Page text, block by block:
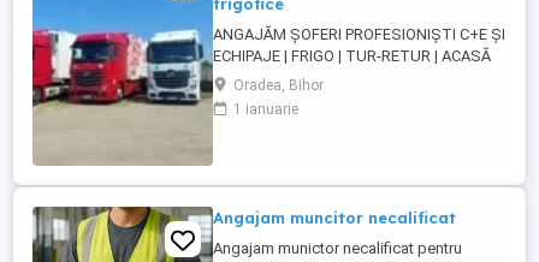
ANGAJĂM ȘOFERI PROFESIONIȘTI C+E ȘI
ECHIPAJE | FRIGO | TUR-RETUR | ACASĂ
SĂPTĂMÂNAL | ORADEA Companie de
transport din Oradea angajează șoferi
profesioniști categoria C+E și echipaje
frigorifice. Căutăm persoane serioase,
responsabile ...
Oradea, Bihor
1 ianuarie
Angajam muncitor necalificat
Angajam munictor necalificat pentru